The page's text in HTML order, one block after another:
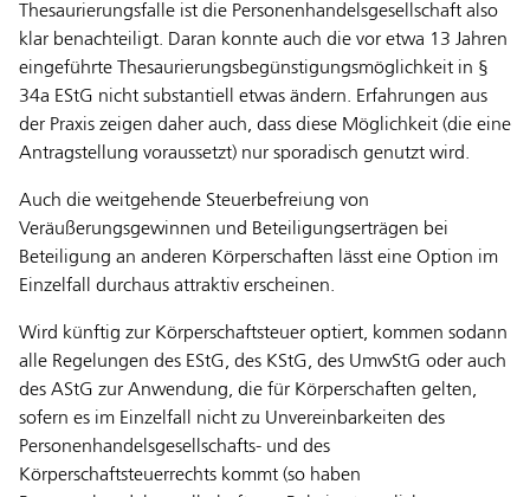
Thesaurierungsfalle ist die Personenhandelsgesellschaft also
klar benachteiligt. Daran konnte auch die vor etwa 13 Jahren
eingeführte Thesaurierungsbegünstigungsmöglichkeit in §
34a EStG nicht substantiell etwas ändern. Erfahrungen aus
der Praxis zeigen daher auch, dass diese Möglichkeit (die eine
Antragstellung voraussetzt) nur sporadisch genutzt wird.
Auch die weitgehende Steuerbefreiung von
Veräußerungsgewinnen und Beteiligungserträgen bei
Beteiligung an anderen Körperschaften lässt eine Option im
Einzelfall durchaus attraktiv erscheinen.
Wird künftig zur Körperschaftsteuer optiert, kommen sodann
alle Regelungen des EStG, des KStG, des UmwStG oder auch
des AStG zur Anwendung, die für Körperschaften gelten,
sofern es im Einzelfall nicht zu Unvereinbarkeiten des
Personenhandelsgesellschafts- und des
Körperschaftsteuerrechts kommt (so haben